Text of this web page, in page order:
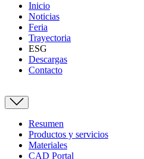
Inicio
Noticias
Feria
Trayectoria
ESG
Descargas
Contacto
Resumen
Productos y servicios
Materiales
CAD Portal